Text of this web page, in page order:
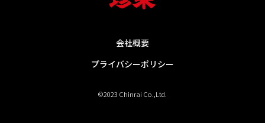
会社概要
プライバシーポリシー
©2023 Chinrai Co.,Ltd.